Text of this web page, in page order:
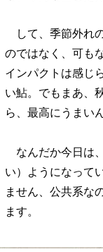
して、季節外れ
のではなく、可も
インパクトは感じ
い鮎。でもまあ、
ら、最高にうまい
なんだか今日は
い）ようになって
ません、公共系な
ます。